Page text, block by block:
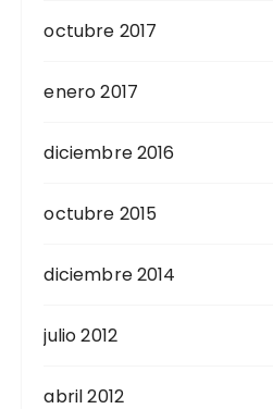
octubre 2017
enero 2017
diciembre 2016
octubre 2015
diciembre 2014
julio 2012
abril 2012